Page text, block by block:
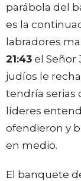
parábola del
es la
labradores
21:43 el Señor
judíos le
tendría serias
líderes
ofendieron y
en medio.
El banquete